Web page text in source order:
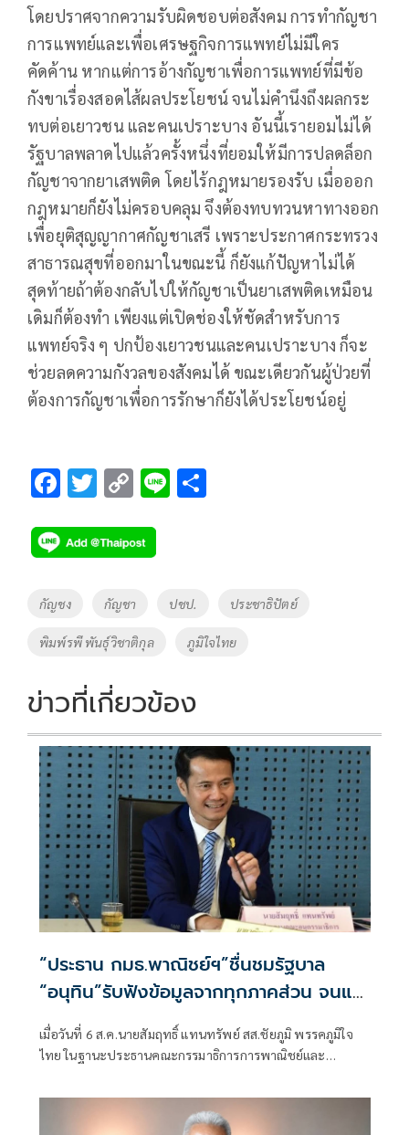
โดยปราศจากความรับผิดชอบต่อสังคม การทำกัญชา
การแพทย์และเพื่อเศรษฐกิจการแพทย์ไม่มีใคร
คัดค้าน หากแต่การอ้างกัญชาเพื่อการแพทย์ที่มีข้อ
กังขาเรื่องสอดไส้ผลประโยชน์ จนไม่คำนึงถึงผลกระ
ทบต่อเยาวชน และคนเปราะบาง อันนี้เรายอมไม่ได้
รัฐบาลพลาดไปแล้วครั้งหนึ่งที่ยอมให้มีการปลดล็อก
กัญชาจากยาเสพติด โดยไร้กฎหมายรองรับ เมื่อออก
กฎหมายก็ยังไม่ครอบคลุม จึงต้องทบทวนหาทางออก
เพื่อยุติสุญญากาศกัญชาเสรี เพราะประกาศกระทรวง
สาธารณสุขที่ออกมาในขณะนี้ ก็ยังแก้ปัญหาไม่ได้
สุดท้ายถ้าต้องกลับไปให้กัญชาเป็นยาเสพติดเหมือน
เดิมก็ต้องทำ เพียงแต่เปิดช่องให้ชัดสำหรับการ
แพทย์จริง ๆ ปกป้องเยาวชนและคนเปราะบาง ก็จะ
ช่วยลดความกังวลของสังคมได้ ขณะเดียวกันผู้ป่วยที่
ต้องการกัญชาเพื่อการรักษาก็ยังได้ประโยชน์อยู่
F
e
b
o
o
k
T
tt
er
C
p
y
Li
n
k
Li
Tags
กัญชง กัญชา ปชป. ประชาธิปัตย์
พิมพ์รพี พันธุ์วิชาติกุล ภูมิใจไทย
ข่าวที่เกี่ยวข้อง
“ประธาน กมธ.พาณิชย์ฯ”ชื่นชมรัฐบาล
“อนุทิน”รับฟังข้อมูลจากทุกภาคส่วน จนแก้
ปัญหาภาคเกษตรได้ตรงจุด ดันราคาปาล์ม-
ยางพาราพุ่งขึ้นต่อเนื่อง เกษตรกรเริ่มยิ้มได้
เมื่อวันที่ 6 ส.ค.นายสัมฤทธิ์ แทนทรัพย์ สส.ชัยภูมิ พรรคภูมิใจ
ไทย ในฐานะประธานคณะกรรมาธิการการพาณิชย์และ
ราคาสินค้าเกษตรว่า ขณะนี้ภาพรวมถือว่าอยู่ในเกณฑ์ดี